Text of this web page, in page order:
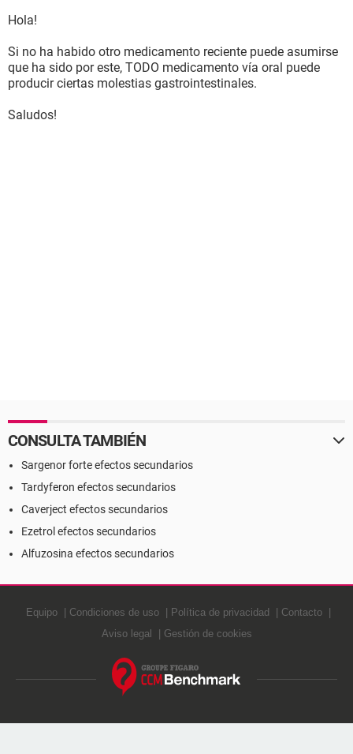
Hola!
Si no ha habido otro medicamento reciente puede asumirse
que ha sido por este, TODO medicamento vía oral puede
producir ciertas molestias gastrointestinales.
Saludos!
CONSULTA TAMBIÉN
Sargenor forte efectos secundarios
Tardyferon efectos secundarios
Caverject efectos secundarios
Ezetrol efectos secundarios
Alfuzosina efectos secundarios
Equipo Condiciones de uso Política de privacidad
Contacto
Aviso legal
Gestión de cookies